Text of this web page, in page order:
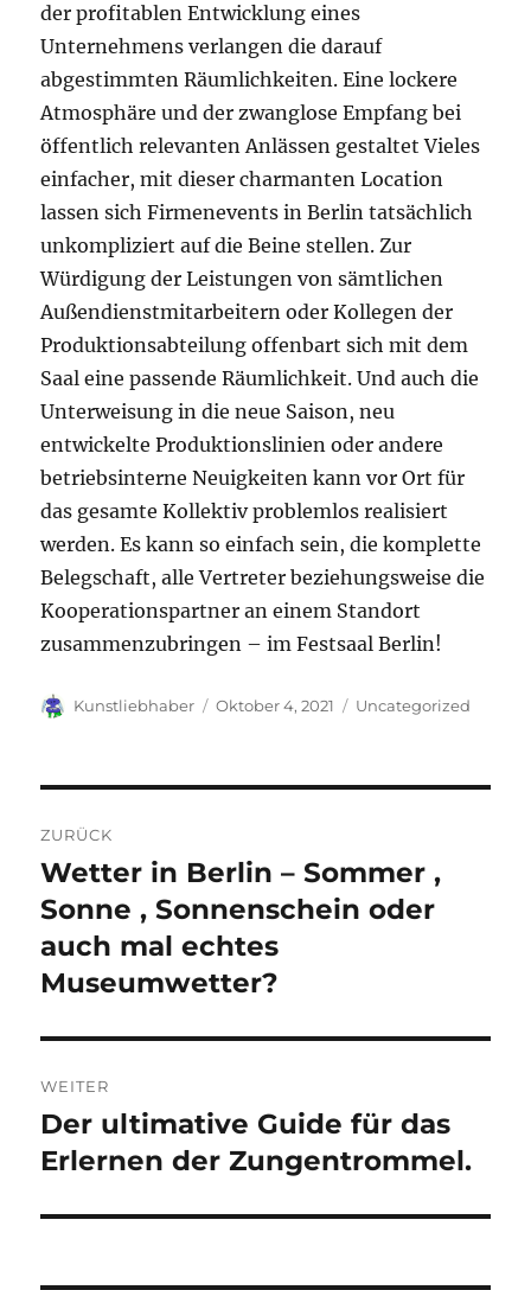
der profitablen Entwicklung eines
Unternehmens verlangen die darauf
abgestimmten Räumlichkeiten. Eine lockere
Atmosphäre und der zwanglose Empfang bei
öffentlich relevanten Anlässen gestaltet Vieles
einfacher, mit dieser charmanten Location
lassen sich Firmenevents in Berlin tatsächlich
unkompliziert auf die Beine stellen. Zur
Würdigung der Leistungen von sämtlichen
Außendienstmitarbeitern oder Kollegen der
Produktionsabteilung offenbart sich mit dem
Saal eine passende Räumlichkeit. Und auch die
Unterweisung in die neue Saison, neu
entwickelte Produktionslinien oder andere
betriebsinterne Neuigkeiten kann vor Ort für
das gesamte Kollektiv problemlos realisiert
werden. Es kann so einfach sein, die komplette
Belegschaft, alle Vertreter beziehungsweise die
Kooperationspartner an einem Standort
zusammenzubringen – im Festsaal Berlin!
Autor
Kunstliebhaber
Veröffentlicht
Oktober 4, 2021 Kategorien
Uncategorized
ZURÜCK
Vorheriger
Beitrag:
Wetter in Berlin – Sommer ,
Sonne , Sonnenschein oder
auch mal echtes
Museumwetter?
WEITER
Nächster
Beitrag:
Der ultimative Guide für das
Erlernen der Zungentrommel.